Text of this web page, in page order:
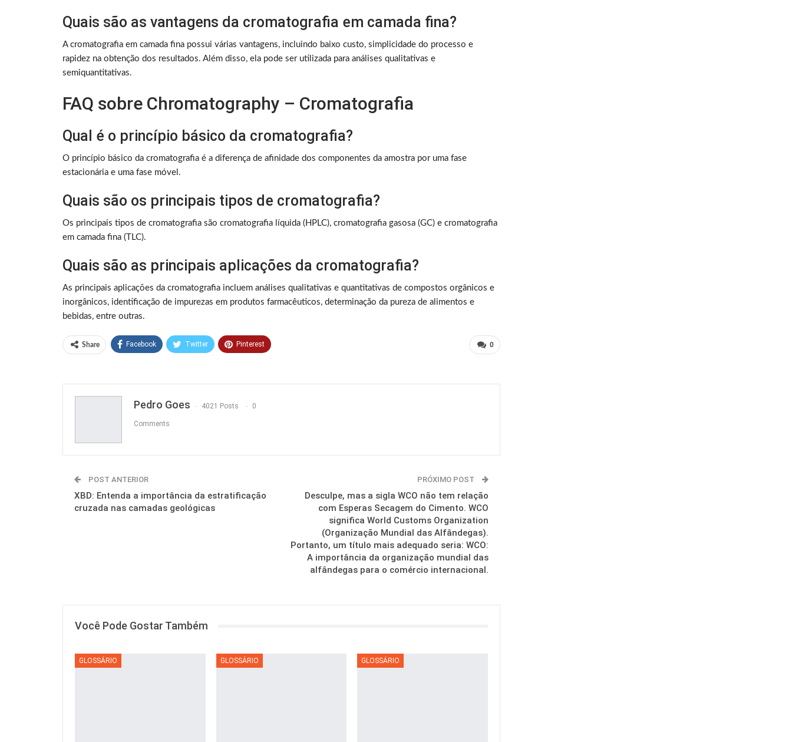
Quais são as vantagens da cromatografia em camada fina?
A cromatografia em camada fina possui várias vantagens, incluindo baixo custo, simplicidade do processo e
rapidez na obtenção dos resultados. Além disso, ela pode ser utilizada para análises qualitativas e
semiquantitativas.
FAQ sobre Chromatography – Cromatografia
Qual é o princípio básico da cromatografia?
O princípio básico da cromatografia é a diferença de afinidade dos componentes da amostra por uma fase
estacionária e uma fase móvel.
Quais são os principais tipos de cromatografia?
Os principais tipos de cromatografia são cromatografia líquida (HPLC), cromatografia gasosa (GC) e cromatografia
em camada fina (TLC).
Quais são as principais aplicações da cromatografia?
As principais aplicações da cromatografia incluem análises qualitativas e quantitativas de compostos orgânicos e
inorgânicos, identificação de impurezas em produtos farmacêuticos, determinação da pureza de alimentos e
bebidas, entre outras.
0
Share Facebook Twitter Pinterest
Pedro Goes 4021 Posts 0
Comments
POST ANTERIOR
XBD: Entenda a importância da estratificação
cruzada nas camadas geológicas
PRÓXIMO POST
Desculpe, mas a sigla WCO não tem relação
com Esperas Secagem do Cimento. WCO
significa World Customs Organization
(Organização Mundial das Alfândegas).
Portanto, um título mais adequado seria: WCO:
A importância da organização mundial das
alfândegas para o comércio internacional.
Você Pode Gostar Também
GLOSSÁRIO GLOSSÁRIO GLOSSÁRIO